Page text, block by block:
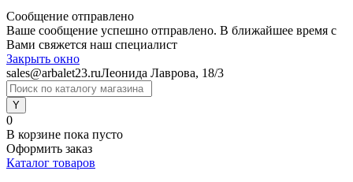
Сообщение отправлено
Ваше сообщение успешно отправлено. В ближайшее время с
Вами свяжется наш специалист
Закрыть окно
sales@arbalet23.ruЛеонида Лаврова, 18/3
0
В корзине пока пусто
Оформить заказ
Каталог товаров